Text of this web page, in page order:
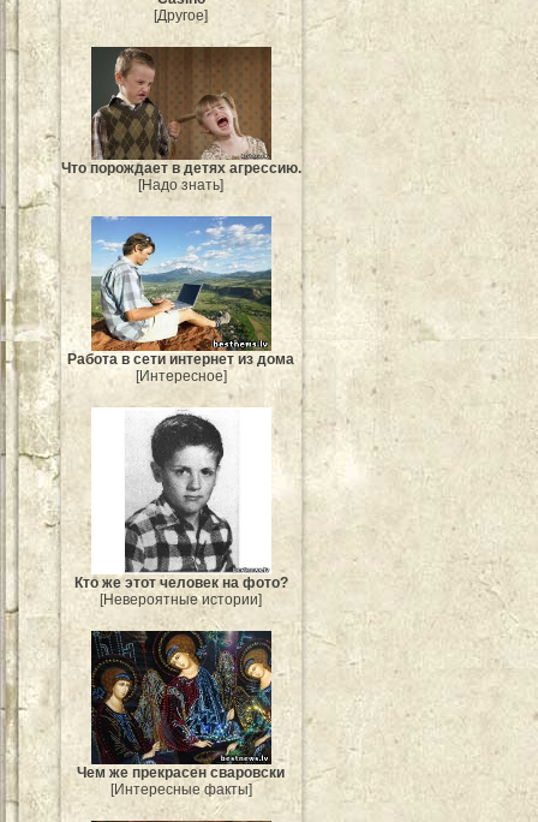
[Другое]
Что порождает в детях агрессию.
[Надо знать]
Работа в сети интернет из дома
[Интересное]
Кто же этот человек на фото?
[Невероятные истории]
Чем же прекрасен сваровски
[Интересные факты]